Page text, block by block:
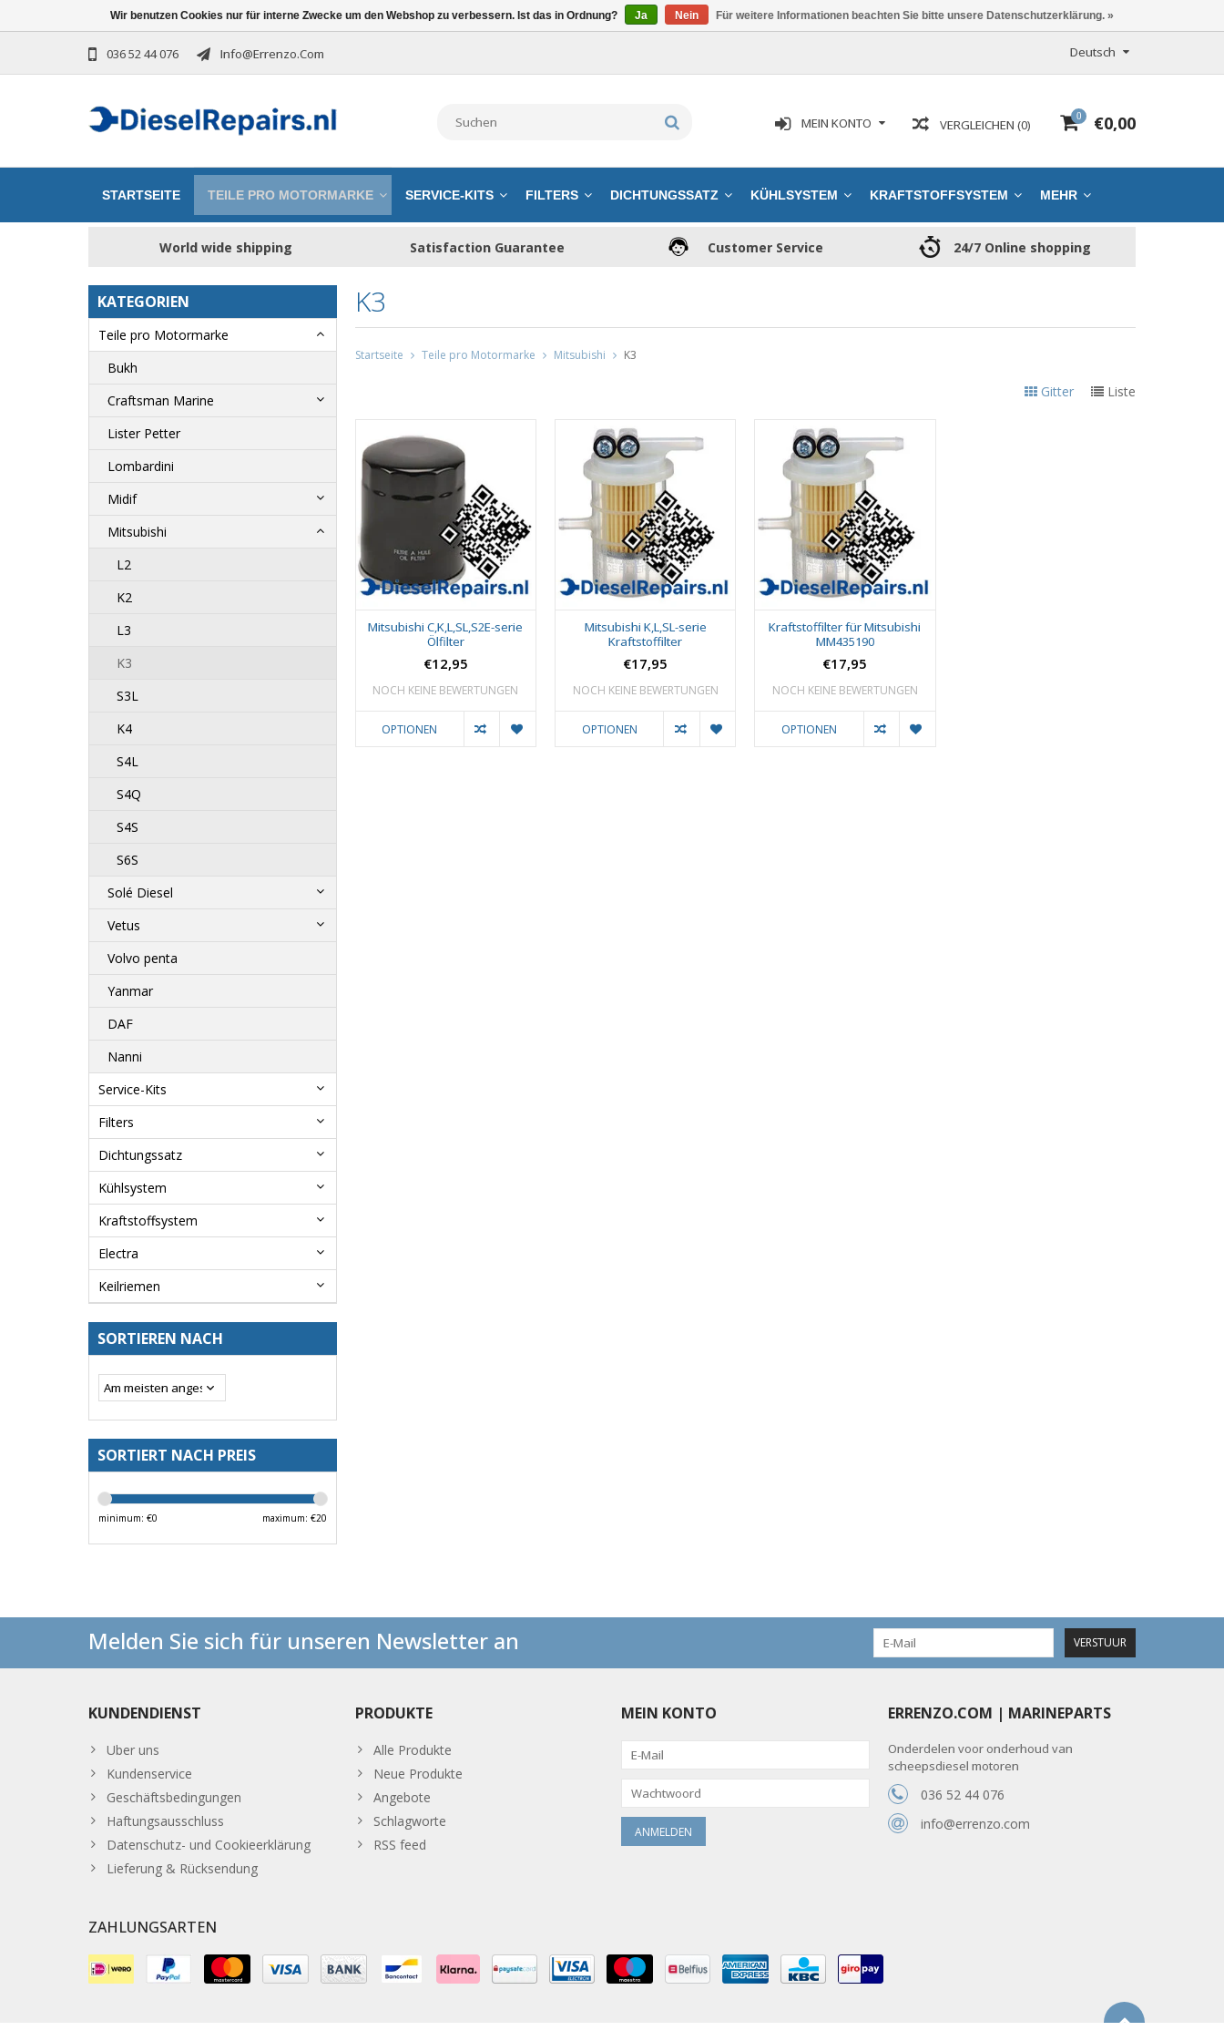
036 52 44 076 Info@errenzo.com Deutsch
0 €0,00
VERGLEICHEN (0)
MEIN KONTO
STARTSEITE TEILE PRO MOTORMARKE SERVICE-KITS FILTERS DICHTUNGSSATZ KÜHLSYSTEM KRAFTSTOFFSYSTEM MEHR
World wide shipping Satisfaction Guarantee Customer Service 24/7 Online shopping
KATEGORIEN
Teile pro Motormarke
Bukh
Craftsman Marine
Lister Petter
Lombardini
Midif
Mitsubishi
L2
K2
L3
K3
S3L
K4
S4L
S4Q
S4S
S6S
Solé Diesel
Vetus
Volvo penta
Yanmar
DAF
Nanni
Service-Kits
Filters
Dichtungssatz
Kühlsystem
Kraftstoffsystem
Electra
Keilriemen
SORTIEREN NACH
SORTIERT NACH PREIS
minimum: €0 maximum: €20
K3
Startseite Teile pro Motormarke Mitsubishi K3
Gitter Liste
Mitsubishi C,K,L,SL,S2E-serie
Ölfilter
€12,95
NOCH KEINE BEWERTUNGEN
OPTIONEN
Mitsubishi K,L,SL-serie
Kraftstoffilter
€17,95
NOCH KEINE BEWERTUNGEN
OPTIONEN
Kraftstoffilter für Mitsubishi
MM435190
€17,95
NOCH KEINE BEWERTUNGEN
OPTIONEN
Melden Sie sich für unseren Newsletter an VERSTUUR
KUNDENDIENST
Uber uns
Kundenservice
Geschäftsbedingungen
Haftungsausschluss
Datenschutz- und Cookieerklärung
Lieferung & Rücksendung
PRODUKTE
Alle Produkte
Neue Produkte
Angebote
Schlagworte
RSS feed
MEIN KONTO ERRENZO.COM | MARINEPARTS
Onderdelen voor onderhoud van
scheepsdiesel motoren
036 52 44 076
info@errenzo.com
ZAHLUNGSARTEN
Wir benutzen Cookies nur für interne Zwecke um den Webshop zu verbessern. Ist das in Ordnung? Ja Nein Für weitere Informationen beachten Sie bitte unsere Datenschutzerklärung. »